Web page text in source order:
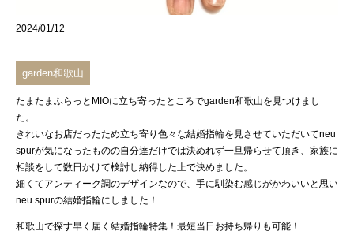
2024/01/12
garden和歌山
たまたまふらっとMIOに立ち寄ったところでgarden和歌山を見つけまし
た。
きれいなお店だったため立ち寄り色々な結婚指輪を見させていただいてneu
spurが気になったものの自分達だけでは決めれず一旦帰らせて頂き、家族に
相談をして数日かけて検討し納得した上で決めました。
細くてアンティーク調のデザインなので、手に馴染む感じがかわいいと思い
neu spurの結婚指輪にしました！
和歌山で探す早く届く結婚指輪特集！最短当日お持ち帰りも可能！